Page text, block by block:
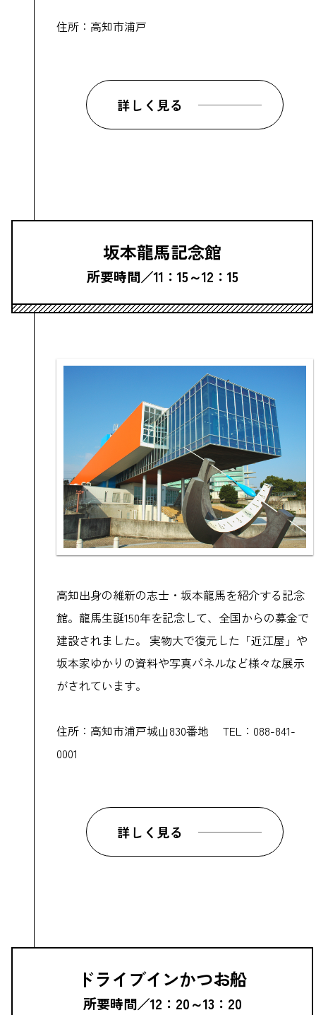
住所：高知市浦戸
詳しく見る
坂本龍馬記念館
所要時間／11：15～12：15
高知出身の維新の志士・坂本龍馬を紹介する記念
館。龍馬生誕150年を記念して、全国からの募金で
建設されました。 実物大で復元した「近江屋」や
坂本家ゆかりの資料や写真パネルなど様々な展示
がされています。
住所：高知市浦戸城山830番地 TEL：088-841-
0001
詳しく見る
ドライブインかつお船
所要時間／12：20～13：20